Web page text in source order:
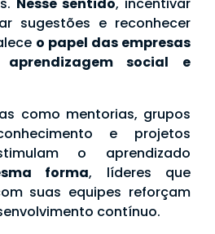
Nesse sentido, incentivar
sugestões e reconhecer
o papel das empresas
social e
como mentorias, grupos
e projetos
o aprendizado
forma, líderes que
suas equipes reforçam
contínuo.